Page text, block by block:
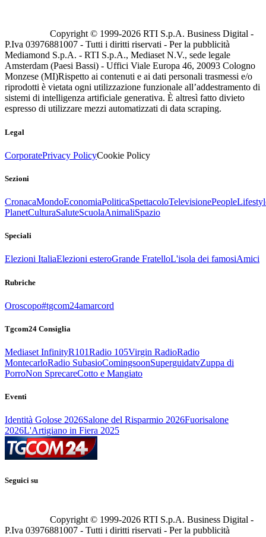
Copyright © 1999-2026 RTI S.p.A. Business Digital -
P.Iva 03976881007 - Tutti i diritti riservati - Per la pubblicità
Mediamond S.p.A. - RTI S.p.A., Mediaset N.V., sede legale
Amsterdam (Paesi Bassi) - Uffici Viale Europa 46, 20093 Cologno
Monzese (MI)Rispetto ai contenuti e ai dati personali trasmessi e/o
riprodotti è vietata ogni utilizzazione funzionale all’addestramento di
sistemi di intelligenza artificiale generativa. È altresì fatto divieto
espresso di utilizzare mezzi automatizzati di data scraping.
Legal
CorporatePrivacy PolicyCookie Policy
Sezioni
CronacaMondoEconomiaPoliticaSpettacoloTelevisionePeople
PlanetCulturaSaluteScuolaAnimaliSpazio
Speciali
Elezioni ItaliaElezioni esteroGrande FratelloL'isola dei famosiAmici
Rubriche
Oroscopo#tgcom24amarcord
Tgcom24 Consiglia
Mediaset InfinityR101Radio 105Virgin RadioRadio
MontecarloRadio SubasioComingsoonSuperguidatvZuppa di
PorroNon SprecareCotto e Mangiato
Eventi
Identità Golose 2026Salone del Risparmio 2026Fuorisalone
2026L'Artigiano in Fiera 2025
Seguici su
Copyright © 1999-2026 RTI S.p.A. Business Digital -
P.Iva 03976881007 - Tutti i diritti riservati - Per la pubblicità